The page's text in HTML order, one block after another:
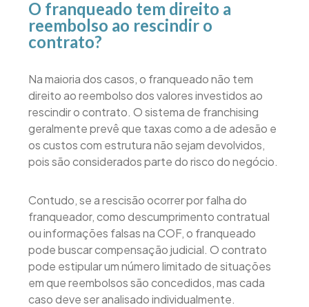
O franqueado tem direito a
reembolso ao rescindir o
contrato?
Na maioria dos casos, o franqueado não tem
direito ao reembolso dos valores investidos ao
rescindir o contrato. O sistema de franchising
geralmente prevê que taxas como a de adesão e
os custos com estrutura não sejam devolvidos,
pois são considerados parte do risco do negócio.
Contudo, se a rescisão ocorrer por falha do
franqueador, como descumprimento contratual
ou informações falsas na COF, o franqueado
pode buscar compensação judicial. O contrato
pode estipular um número limitado de situações
em que reembolsos são concedidos, mas cada
caso deve ser analisado individualmente.